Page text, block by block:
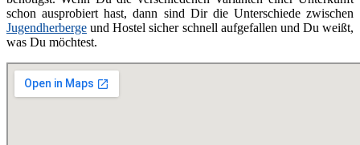
schon ausprobiert hast, dann sind Dir die Unterschiede zwischen
Jugendherberge und Hostel sicher schnell aufgefallen und Du weißt,
was Du möchtest.